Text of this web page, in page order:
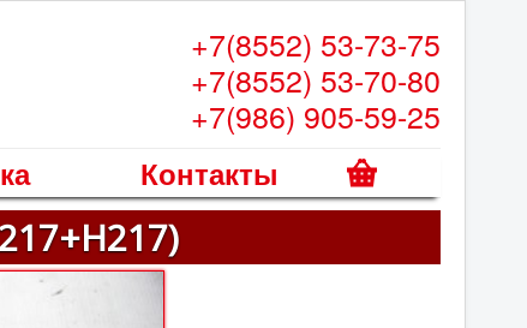
+7(8552) 53-73-75
+7(8552) 53-70-80
+7(986) 905-59-25
Контакты
о